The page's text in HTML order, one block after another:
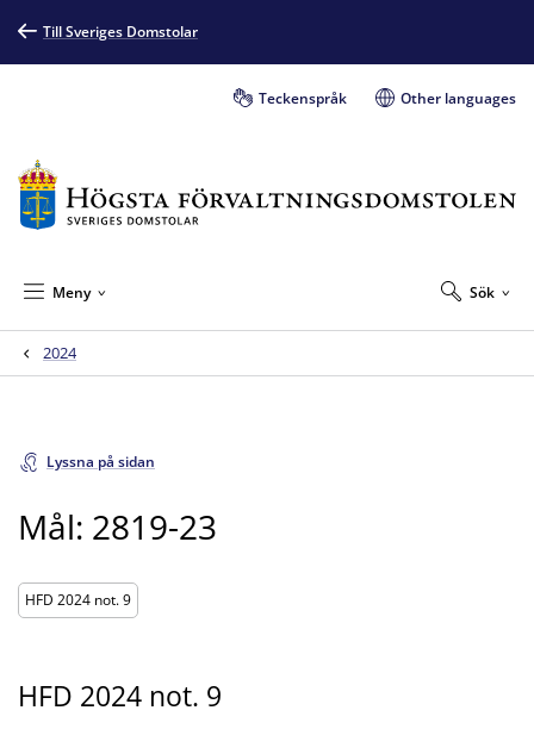
Till Sveriges Domstolar
Teckenspråk Other languages
Sök
Meny
2024
Lyssna på sidan
Mål: 2819-23
HFD 2024 not. 9
HFD 2024 not. 9